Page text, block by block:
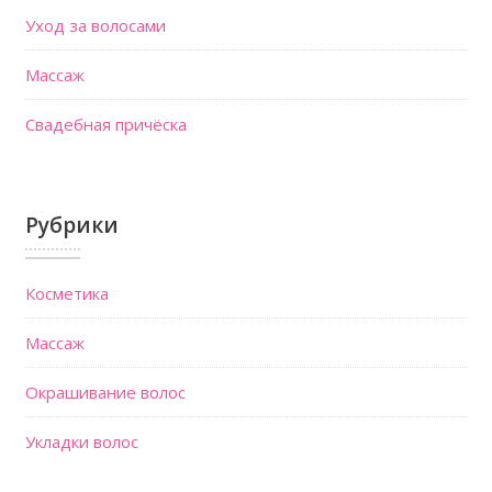
Уход за волосами
Массаж
Свадебная причёска
Рубрики
Косметика
Массаж
Окрашивание волос
Укладки волос